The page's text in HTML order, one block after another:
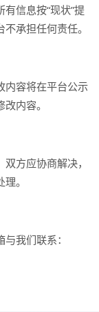
信息按“现状”提
承担任何责任。
内容将在平台公示
内容。
方应协商解决，
。
我们联系：